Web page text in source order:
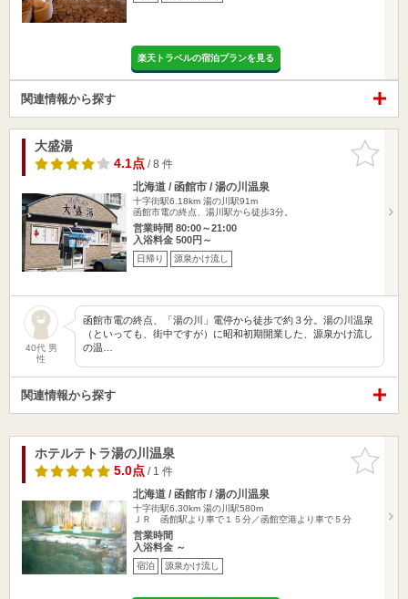
楽天トラベルの宿泊プランを見る
関連情報から探す
お気に入
りに追加
大盛湯
4.1点/ 8 件
北海道 / 函館市 / 湯の川温泉
十字街駅6.18km 湯の川駅91m
函館市電の終点、湯川駅から徒歩3分。
営業時間 80:00～21:00
入浴料金 500円～
日帰り 源泉かけ流し
40代 男
性
函館市電の終点、「湯の川」電停から徒歩で約３分。湯の川温泉
（といっても、街中ですが）に昭和初期開業した、源泉かけ流し
の温…
関連情報から探す
お気に入
りに追加
ホテルテトラ湯の川温泉
5.0点/ 1 件
北海道 / 函館市 / 湯の川温泉
十字街駅6.30km 湯の川駅580m
ＪＲ 函館駅より車で１５分／函館空港より車で５分
営業時間
入浴料金 ～
宿泊 源泉かけ流し